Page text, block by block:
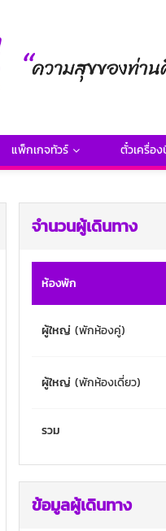
แพ็กเกจทัวร์ ตั๋วเครื่อ
จำนวนผู้เดินทาง
ห้องพัก
ผู้ใหญ่ (พักห้องคู่)
ผู้ใหญ่ (พักห้องเดี่ยว)
รวม
ข้อมูลผู้เดินทาง